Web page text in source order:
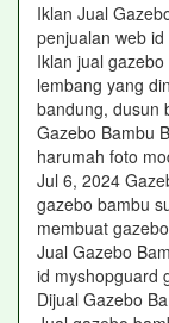
Iklan Jual
penjualan web id
Iklan jual
lembang yang
bandung, dusun
Gazebo Bambu
harumah foto
Jul 6, 2024
gazebo bambu
membuat
Jual Gazebo
id myshopguard
Dijual Gazebo